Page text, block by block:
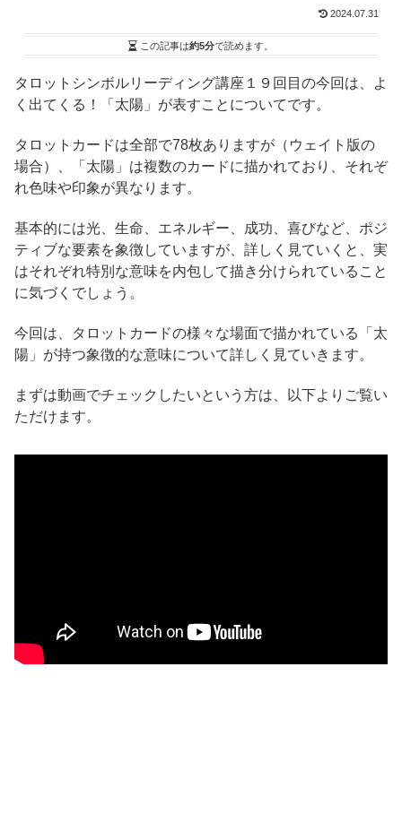
2024.07.31
この記事は約5分で読めます。
タロットシンボルリーディング講座１９回目の今回は、よ
く出てくる！「太陽」が表すことについてです。
タロットカードは全部で78枚ありますが（ウェイト版の
場合）、「太陽」は複数のカードに描かれており、それぞ
れ色味や印象が異なります。
基本的には光、生命、エネルギー、成功、喜びなど、ポジ
ティブな要素を象徴していますが、詳しく見ていくと、実
はそれぞれ特別な意味を内包して描き分けられていること
に気づくでしょう。
今回は、タロットカードの様々な場面で描かれている「太
陽」が持つ象徴的な意味について詳しく見ていきます。
まずは動画でチェックしたいという方は、以下よりご覧い
ただけます。